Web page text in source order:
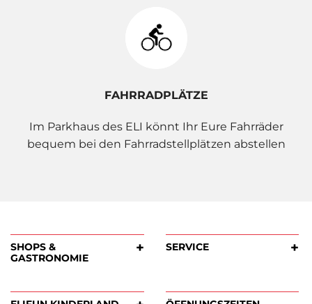
FAHRRADPLÄTZE
Im Parkhaus des ELI könnt Ihr Eure Fahrräder
bequem bei den Fahrradstellplätzen abstellen